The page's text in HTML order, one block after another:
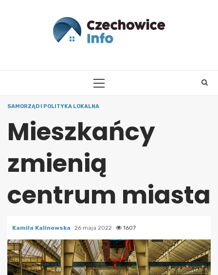
PRIMARY
SAMORZĄD I POLITYKA LOKALNA
Mieszkańcy
zmienią
centrum miasta
Kamila Kalinowska 26 maja 2022 1607